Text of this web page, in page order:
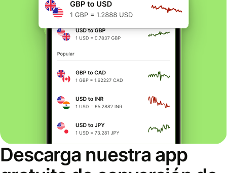
Descarga nuestra app